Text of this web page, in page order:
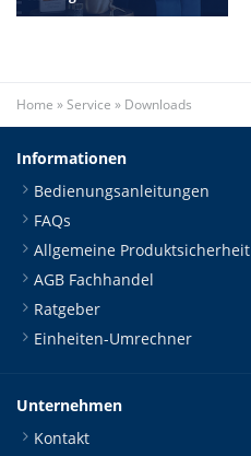
Home »Service » Downloads
Informationen
Bedienungsanleitungen
FAQs
Allgemeine Produktsicherheit
AGB Fachhandel
Ratgeber
Einheiten-Umrechner
Unternehmen
Kontakt